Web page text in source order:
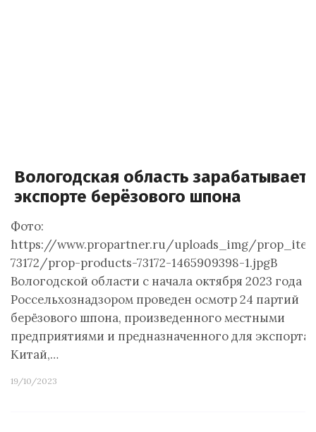
Вологодская область зарабатывает
экспорте берёзового шпона
Фото:
https://www.propartner.ru/uploads_img/
73172/prop-products-73172-1465909398-1.jpgВ
Вологодской области с начала октября 2023 года
Россельхознадзором проведен осмотр 24 партий
берёзового шпона, произведенного местными
предприятиями и предназначенного для экспорта
Китай,…
19/10/2023